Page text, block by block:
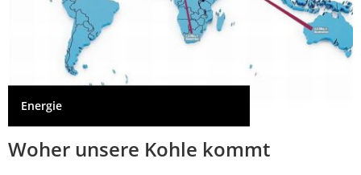
Energie
Woher unsere Kohle kommt